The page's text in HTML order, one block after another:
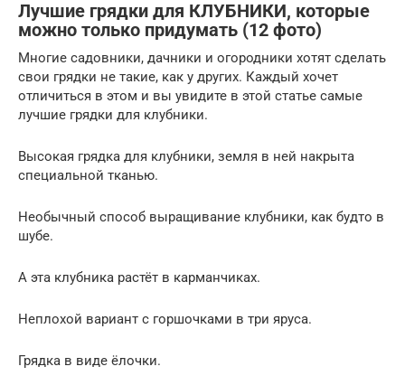
Лучшие грядки для КЛУБНИКИ, которые
можно только придумать (12 фото)
Многие садовники, дачники и огородники хотят сделать
свои грядки не такие, как у других. Каждый хочет
отличиться в этом и вы увидите в этой статье самые
лучшие грядки для клубники.
Высокая грядка для клубники, земля в ней накрыта
специальной тканью.
Необычный способ выращивание клубники, как будто в
шубе.
А эта клубника растёт в карманчиках.
Неплохой вариант с горшочками в три яруса.
Грядка в виде ёлочки.